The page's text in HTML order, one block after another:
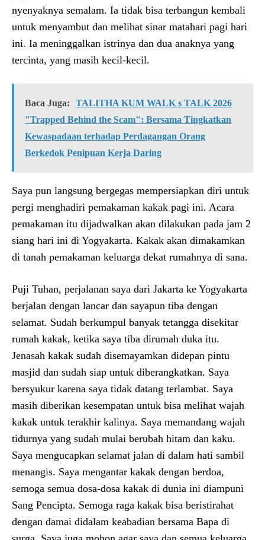
nyenyaknya semalam. Ia tidak bisa terbangun kembali
untuk menyambut dan melihat sinar matahari pagi hari
ini. Ia meninggalkan istrinya dan dua anaknya yang
tercinta, yang masih kecil-kecil.
Baca Juga:
TALITHA KUM WALK s TALK 2026
"Trapped Behind the Scam": Bersama Tingkatkan
Kewaspadaan terhadap Perdagangan Orang
Berkedok Penipuan Kerja Daring
Saya pun langsung bergegas mempersiapkan diri untuk
pergi menghadiri pemakaman kakak pagi ini. Acara
pemakaman itu dijadwalkan akan dilakukan pada jam 2
siang hari ini di Yogyakarta. Kakak akan dimakamkan
di tanah pemakaman keluarga dekat rumahnya di sana.
Puji Tuhan, perjalanan saya dari Jakarta ke Yogyakarta
berjalan dengan lancar dan sayapun tiba dengan
selamat. Sudah berkumpul banyak tetangga disekitar
rumah kakak, ketika saya tiba dirumah duka itu.
Jenasah kakak sudah disemayamkan didepan pintu
masjid dan sudah siap untuk diberangkatkan. Saya
bersyukur karena saya tidak datang terlambat. Saya
masih diberikan kesempatan untuk bisa melihat wajah
kakak untuk terakhir kalinya. Saya memandang wajah
tidurnya yang sudah mulai berubah hitam dan kaku.
Saya mengucapkan selamat jalan di dalam hati sambil
menangis. Saya mengantar kakak dengan berdoa,
semoga semua dosa-dosa kakak di dunia ini diampuni
Sang Pencipta. Semoga raga kakak bisa beristirahat
dengan damai didalam keabadian bersama Bapa di